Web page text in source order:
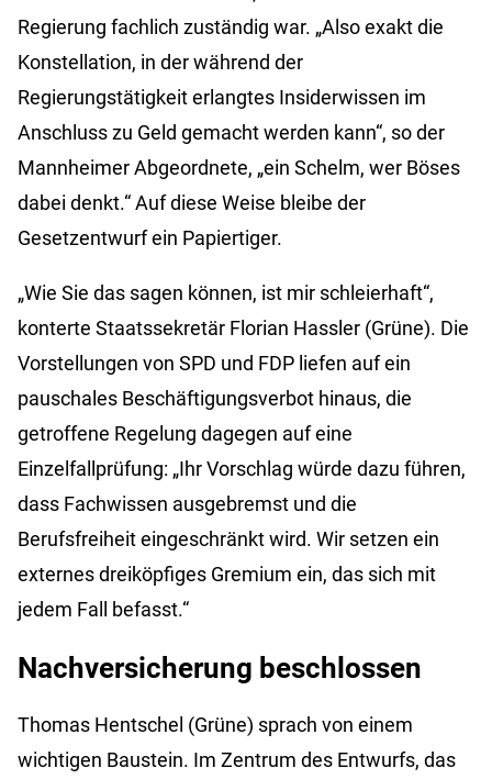
Regierung fachlich zuständig war. „Also exakt die
Konstellation, in der während der
Regierungstätigkeit erlangtes Insiderwissen im
Anschluss zu Geld gemacht werden kann“, so der
Mannheimer Abgeordnete, „ein Schelm, wer Böses
dabei denkt.“ Auf diese Weise bleibe der
Gesetzentwurf ein Papiertiger.
„Wie Sie das sagen können, ist mir schleierhaft“,
konterte Staatssekretär Florian Hassler (Grüne). Die
Vorstellungen von SPD und FDP liefen auf ein
pauschales Beschäftigungsverbot hinaus, die
getroffene Regelung dagegen auf eine
Einzelfallprüfung: „Ihr Vorschlag würde dazu führen,
dass Fachwissen ausgebremst und die
Berufsfreiheit eingeschränkt wird. Wir setzen ein
externes dreiköpfiges Gremium ein, das sich mit
jedem Fall befasst.“
Nachversicherung beschlossen
Thomas Hentschel (Grüne) sprach von einem
wichtigen Baustein. Im Zentrum des Entwurfs, das